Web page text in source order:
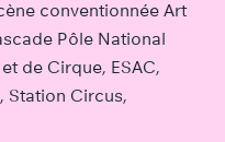
conventionnée Art
Pôle National
de Cirque, ESAC,
Station Circus,